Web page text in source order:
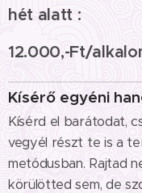
hét alatt :
12.000,-Ft/
Kísérő egyéni
Kísérd el barátodat,
vegyél részt te is a
metódusban. Rajtad
körülötted sem, de